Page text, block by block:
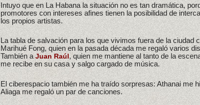
Intuyo que en La Habana la situación no es tan dramática,
promotores con intereses afines tienen la posibilidad de
los propios artistas.
La tabla de salvación para los que vivimos fuera de la ciudad
Marihué Fong, quien en la pasada década me regaló varios
También aJuan Raúl, quien me mantiene al tanto de la
me recibe en su casa y salgo cargado de música.
El ciberespacio también me ha traído sorpresas: Athanai me
Aliaga me regaló un par de canciones.